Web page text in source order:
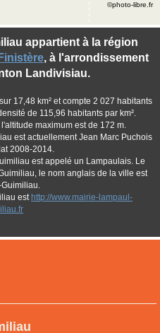
appartient à la région
Finistère, à l'arrondissement
Landivisiau.
17,48 km² et compte 2 027 habitants
de 115,96 habitants par km².
maximum est de 172 m.
est actuellement Jean Marc Puchois
2008-2014.
est appelé un Lampaulais. Le
le nom anglais de la ville est
est http://www.mairie-lampaul-
©photo-libre.fr